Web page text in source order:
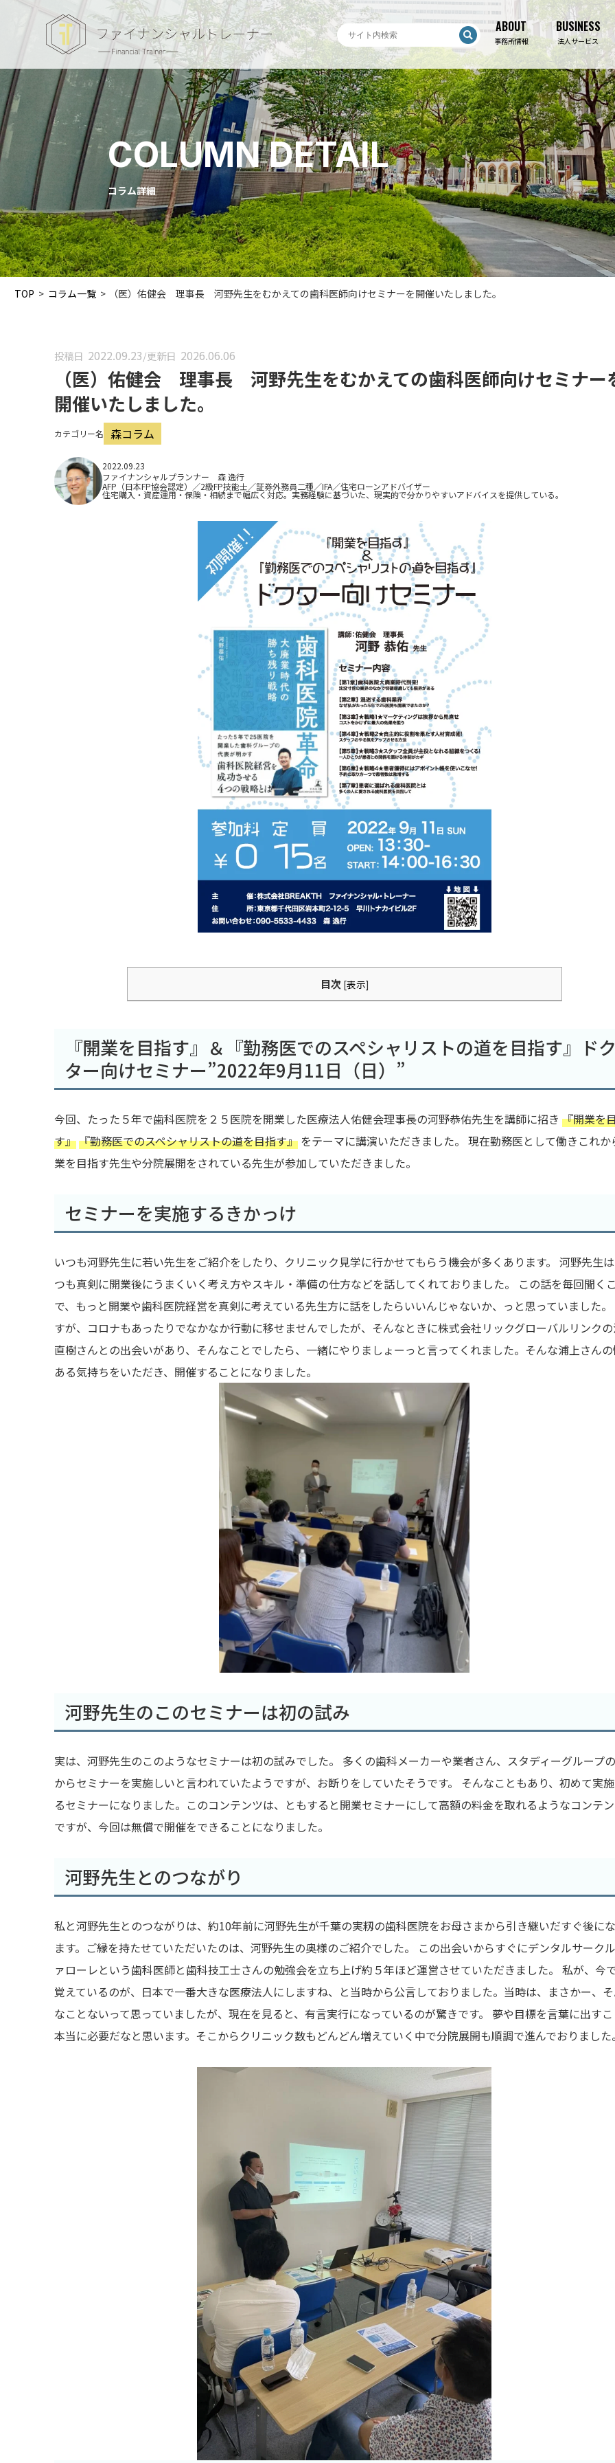
ABOUT
ABOUT
事務所情報
BUSINESS
BUSINESS
法人サービス
COLUMN DETAIL
コラム詳細
TOP > コラム一覧 > （医）佑健会 理事長 河野先生をむかえての歯科医師向けセミナーを開催いたしました。
投稿日 2022.09.23/更新日 2026.06.06
（医）佑健会 理事長 河野先生をむかえての歯科医師向けセミナー
開催いたしました。
カテゴリー名 森コラム
2022.09.23
ファイナンシャルプランナー 森 逸行
AFP（日本FP協会認定）／2級FP技能士／証券外務員二種／IFA／住宅ローンアドバイザー
住宅購入・資産運用・保険・相続まで幅広く対応。実務経験に基づいた、現実的で分かりやすいアドバイスを提供している。
目次 [表示]
『開業を目指す』＆『勤務医でのスペシャリストの道を目指す』ドク
ター向けセミナー”2022年9月11日（日）”
今回、たった５年で歯科医院を２５医院を開業した医療法人佑健会理事長の河野恭佑先生を講師に招き 『開業を
す』『勤務医でのスペシャリストの道を目指す』をテーマに講演いただきました。 現在勤務医として働きこれか
業を目指す先生や分院展開をされている先生が参加していただきました。
セミナーを実施するきかっけ
いつも河野先生に若い先生をご紹介をしたり、クリニック見学に行かせてもらう機会が多くあります。 河野先生
つも真剣に開業後にうまくいく考え方やスキル・準備の仕方などを話してくれておりました。 この話を毎回聞く
で、もっと開業や歯科医院経営を真剣に考えている先生方に話をしたらいいんじゃないか、っと思っていました。
すが、コロナもあったりでなかなか行動に移せませんでしたが、そんなときに株式会社リックグローバルリンクの
直樹さんとの出会いがあり、そんなことでしたら、一緒にやりましょーっと言ってくれました。そんな浦上さん
ある気持ちをいただき、開催することになりました。
河野先生のこのセミナーは初の試み
実は、河野先生のこのようなセミナーは初の試みでした。 多くの歯科メーカーや業者さん、スタディーグループ
からセミナーを実施しいと言われていたようですが、お断りをしていたそうです。 そんなこともあり、初めて実
るセミナーになりました。このコンテンツは、ともすると開業セミナーにして高額の料金を取れるようなコンテ
ですが、今回は無償で開催をできることになりました。
河野先生とのつながり
私と河野先生とのつながりは、約10年前に河野先生が千葉の実籾の歯科医院をお母さまから引き継いだすぐ後に
ます。ご縁を持たせていただいたのは、河野先生の奥様のご紹介でした。 この出会いからすぐにデンタルサーク
ァローレという歯科医師と歯科技工士さんの勉強会を立ち上げ約５年ほど運営させていただきました。 私が、今
覚えているのが、日本で一番大きな医療法人にしますね、と当時から公言しておりました。当時は、まさかー、
なことないって思っていましたが、現在を見ると、有言実行になっているのが驚きです。 夢や目標を言葉に出す
本当に必要だなと思います。そこからクリニック数もどんどん増えていく中で分院展開も順調で進んでおりました。